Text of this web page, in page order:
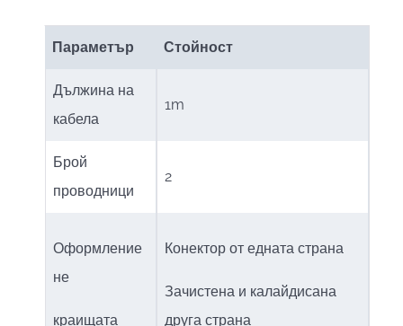
Параметър Стойност
Дължина на
кабела
1m
Брой
проводници
2
Оформление
не
краищата
Конектор от едната страна
Зачистена и калайдисана
друга страна